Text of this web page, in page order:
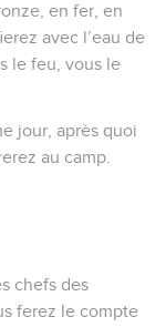
en fer, en
avec l’eau de
le feu, vous le
jour, après quoi
au camp.
chefs des
ferez le compte